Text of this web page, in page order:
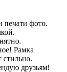
печати фото.
Рамка
стильно.
друзьям!